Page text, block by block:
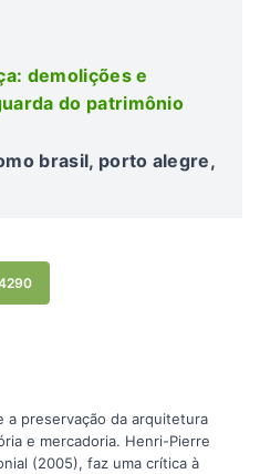
demolições e
do patrimônio
brasil, porto alegre,
a preservação da arquitetura
e mercadoria. Henri-Pierre
(2005), faz uma crítica à